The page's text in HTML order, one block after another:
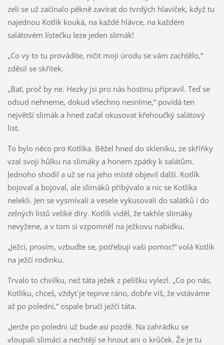
zelí se už začínalo pěkně zavírat do tvrdých hlaviček, když tu
najednou Kotlík kouká, na každé hlávce, na každém
salátovém lístečku leze jeden slimák!
„Co vy to tu provádíte, ničit moji úrodu se vám zachtělo,“
zděsil se skřítek.
„Bať, proč by ne. Hezky jsi pro nás hostinu připravil. Teď se
odsud nehneme, dokud všechno nesníme,“ povídá ten
největší slimák a hned začal okusovat křehoučký salátový
list.
To bylo něco pro Kotlíka. Běžel hned do skleníku, ze skříňky
vzal svoji hůlku na slimáky a honem zpátky k salátům.
Jednoho shodil a už se na jeho místě objevil další. Kotlík
bojoval a bojoval, ale slimáků přibývalo a nic se Kotlíka
nelekli. Jen se vysmívali a vesele vykusovali do salátků i do
zelných listů veliké díry. Kotlík viděl, že takhle slimáky
nevyžene, a v tom si vzpomněl na ježkovu nabídku.
„Ježci, prosím, vzbuďte se, potřebuji vaši pomoc!“ volá Kotlík
na ježčí rodinku.
Trvalo to chvilku, než táta ježek z pelíšku vylezl. „Co po nás,
Kotlíku, chceš, vždyť je teprve ráno, dobře víš, že vstáváme
až po poledni,“ ospale bručí ježčí táta.
„Jenže po poledni už bude asi pozdě. Na zahrádku se
vloupali slimáci a nechtějí se hnout ani o krůček. Že je tu